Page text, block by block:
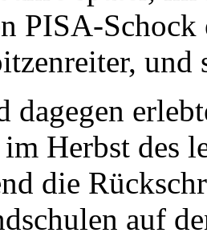
PISA-
und
dagegen
Herbst des
die
auf